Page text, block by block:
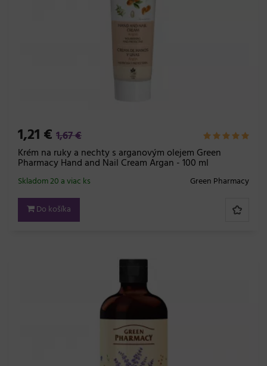
1,21 € 1,67 €
Krém na ruky a nechty s arganovým olejem Green
Pharmacy Hand and Nail Cream Argan - 100 ml
Green Pharmacy
Skladom 20 a viac ks
Do košíka